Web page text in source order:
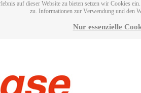
auf dieser Website zu bieten setzen wir Cookies
zu. Informationen zur Verwendung und den
Nur essenzielle